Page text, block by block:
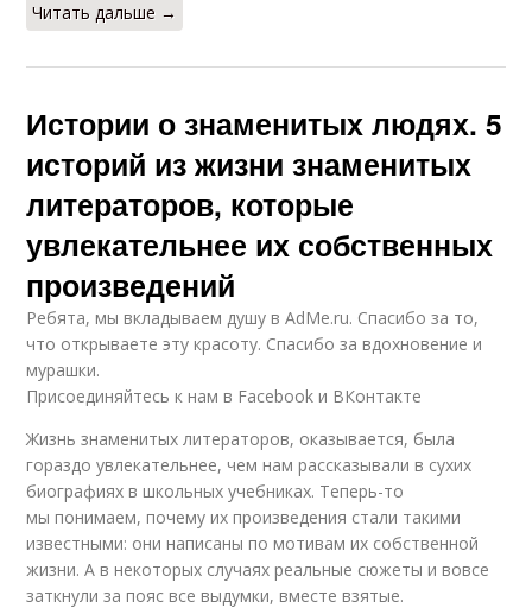
Читать дальше →
Истории о знаменитых людях. 5
историй из жизни знаменитых
литераторов, которые
увлекательнее их собственных
произведений
Ребята, мы вкладываем душу в AdMe.ru. Cпасибо за то,
что открываете эту красоту. Спасибо за вдохновение и
мурашки.
Присоединяйтесь к нам в Facebook и ВКонтакте
Жизнь знаменитых литераторов, оказывается, была
гораздо увлекательнее, чем нам рассказывали в сухих
биографиях в школьных учебниках. Теперь-то
мы понимаем, почему их произведения стали такими
известными: они написаны по мотивам их собственной
жизни. А в некоторых случаях реальные сюжеты и вовсе
заткнули за пояс все выдумки, вместе взятые.